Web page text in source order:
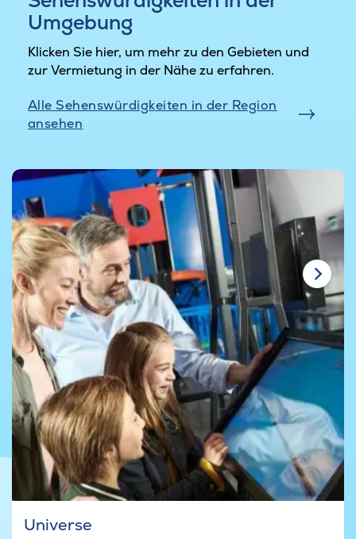
Umgebung
Klicken Sie hier, um mehr zu den Gebieten und
zur Vermietung in der Nähe zu erfahren.
Alle Sehenswürdigkeiten in der Region
ansehen
Universe